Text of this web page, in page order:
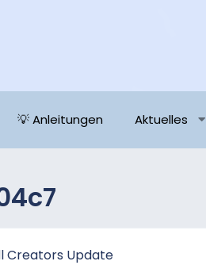
💡 Anleitungen Aktuelles
Creators Update